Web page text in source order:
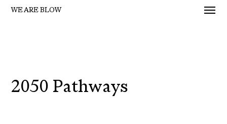
SkipWE ARE BLOW
Menu
2050 Pathways